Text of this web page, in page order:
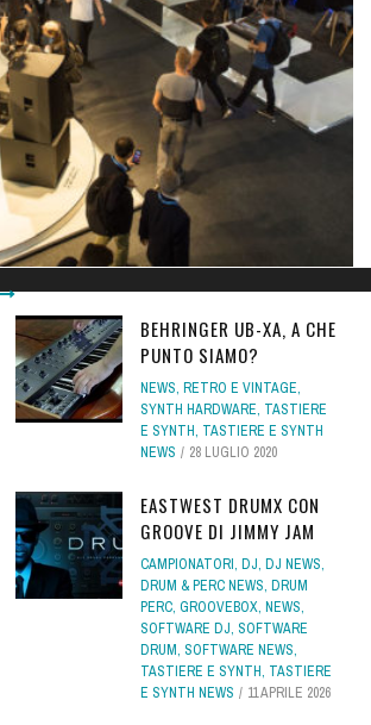
E MUSIKMESSE 2019, ENTRAMBE DAL 2 AL 5
APRILE PROSSIMI
,NEWS 25 SETTEMBRE 2018
LEAVE A REPLY
connesso per inviare un commento.
BEHRINGER UB-XA, A CHE
PUNTO SIAMO?
NEWS, RETRO E VINTAGE,
SYNTH HARDWARE, TASTIERE
E SYNTH, TASTIERE E SYNTH
NEWS
28 LUGLIO 2020
EASTWEST DRUMX CON
GROOVE DI JIMMY JAM
CAMPIONATORI, DJ, DJ NEWS,
DRUM & PERC NEWS, DRUM
PERC, GROOVEBOX, NEWS,
SOFTWARE DJ, SOFTWARE
DRUM, SOFTWARE NEWS,
TASTIERE E SYNTH, TASTIERE
E SYNTH NEWS
11 APRILE 2026